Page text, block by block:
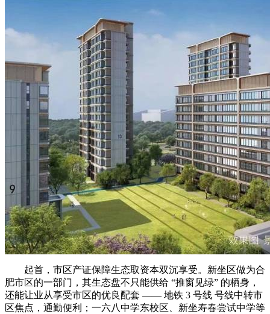
起首，市区产证保障生态取资本双沉享受。新坐区做为合
肥市区的一部门，其生态盘不只能供给 “推窗见绿” 的栖身，
还能让业从享受市区的优良配套 —— 地铁 3 号线 号线中转市
区焦点，通勤便利；一六八中学东校区、新坐寿春尝试中学等